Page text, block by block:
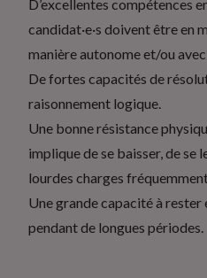
D’excellentes compétences
candidat·e·s doivent être en
manière autonome et/ou
De fortes capacités de
raisonnement logique.
Une bonne résistance
implique de se baisser, de se
lourdes charges
Une grande capacité à
pendant de longues périodes.